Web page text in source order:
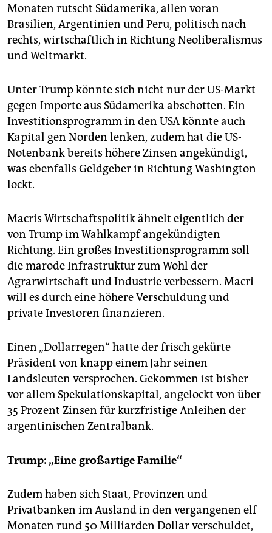
epaper login
Monaten rutscht Südamerika, allen voran
Brasilien, Argentinien und Peru, politisch nach
rechts, wirtschaftlich in Richtung Neoliberalismus
und Weltmarkt.
Unter Trump könnte sich nicht nur der US-Markt
gegen Importe aus Südamerika abschotten. Ein
Investitionsprogramm in den USA könnte auch
Kapital gen Norden lenken, zudem hat die US-
Notenbank bereits höhere Zinsen angekündigt,
was ebenfalls Geldgeber in Richtung Washington
lockt.
Macris Wirtschaftspolitik ähnelt eigentlich der
von Trump im Wahlkampf angekündigten
Richtung. Ein großes Investitionsprogramm soll
die marode Infrastruktur zum Wohl der
Agrarwirtschaft und Industrie verbessern. Macri
will es durch eine höhere Verschuldung und
private Investoren finanzieren.
Einen „Dollarregen“ hatte der frisch gekürte
Präsident von knapp einem Jahr seinen
Landsleuten versprochen. Gekommen ist bisher
vor allem Spekulationskapital, angelockt von über
35 Prozent Zinsen für kurzfristige Anleihen der
argentinischen Zentralbank.
Trump: „Eine großartige Familie“
Zudem haben sich Staat, Provinzen und
Privatbanken im Ausland in den vergangenen elf
Monaten rund 50 Milliarden Dollar verschuldet,